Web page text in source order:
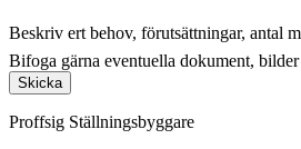
Beskriv ert behov, förutsättningar, antal
Bifoga gärna eventuella dokument,
Skicka
Proffsig Ställningsbyggare